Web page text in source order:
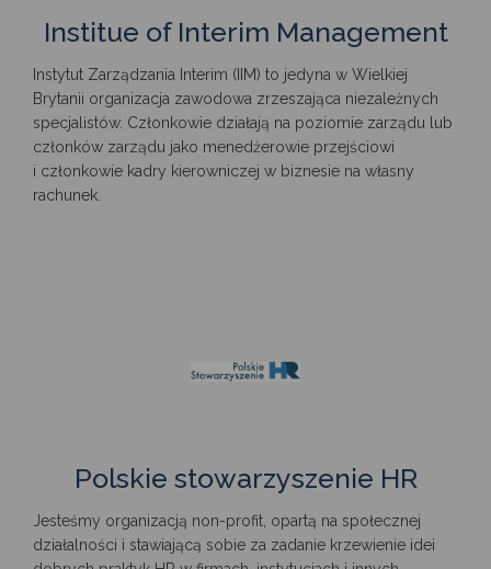
Institue of Interim Management
Instytut Zarządzania Interim (IIM) to jedyna w Wielkiej
Brytanii organizacja zawodowa zrzeszająca niezależnych
specjalistów. Członkowie działają na poziomie zarządu lub
członków zarządu jako menedżerowie przejściowi
i członkowie kadry kierowniczej w biznesie na własny
rachunek.
Polskie stowarzyszenie HR
Jesteśmy organizacją non-profit, opartą na społecznej
działalności i stawiającą sobie za zadanie krzewienie idei